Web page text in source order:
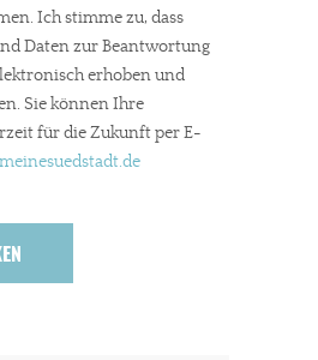
Ich stimme zu, dass
Daten zur Beantwortung
erhoben und
Sie können Ihre
für die Zukunft per E-